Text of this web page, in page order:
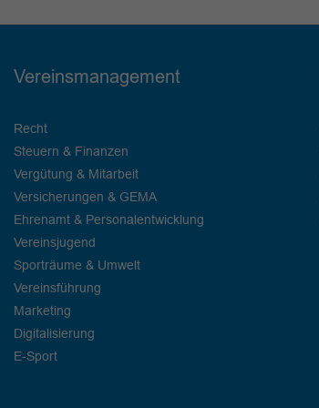
Vereinsmanagement
Recht
Steuern & Finanzen
Vergütung & Mitarbeit
Versicherungen & GEMA
Ehrenamt & Personalentwicklung
Vereinsjugend
Sporträume & Umwelt
Vereinsführung
Marketing
Digitalisierung
E-Sport